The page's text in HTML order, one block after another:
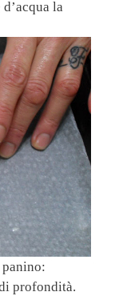
la
profondità.